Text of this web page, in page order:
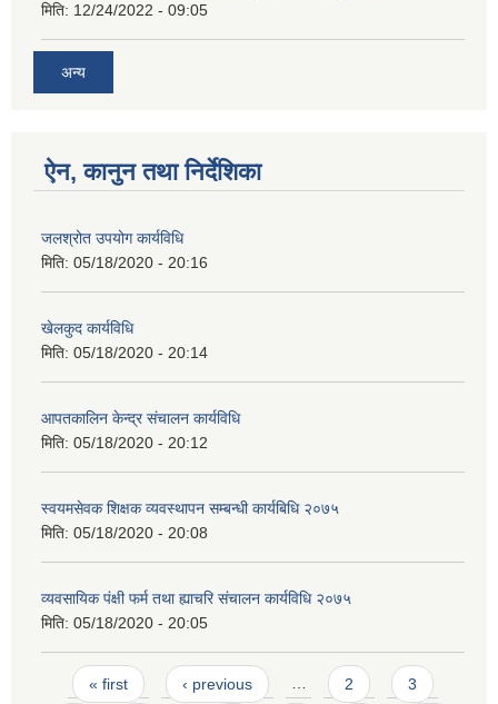
मिति: 12/24/2022 - 09:05
अन्य
ऐन, कानुन तथा निर्देशिका
जलश्रोत उपयोग कार्यविधि
मिति: 05/18/2020 - 20:16
खेलकुद कार्यविधि
मिति: 05/18/2020 - 20:14
आपतकालिन केन्द्र संचालन कार्यविधि
मिति: 05/18/2020 - 20:12
स्वयमसेवक शिक्षक व्यवस्थापन सम्बन्धी कार्यबिधि २०७५
मिति: 05/18/2020 - 20:08
व्यवसायिक पंक्षी फर्म तथा ह्याचरि संचालन कार्यविधि २०७५
मिति: 05/18/2020 - 20:05
Pages
« first ‹ previous … 2 3